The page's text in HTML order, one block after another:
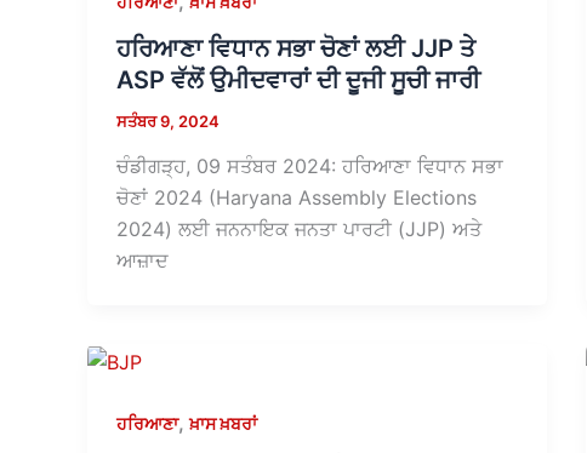
ਹਰਿਆਣਾ ਵਿਧਾਨ ਸਭਾ ਚੋਣਾਂ ਲਈ JJP ਤੇ
ASP ਵੱਲੋਂ ਉਮੀਦਵਾਰਾਂ ਦੀ ਦੂਜੀ ਸੂਚੀ ਜਾਰੀ
ਸਤੰਬਰ 9, 2024
ਚੰਡੀਗੜ੍ਹ, 09 ਸਤੰਬਰ 2024: ਹਰਿਆਣਾ ਵਿਧਾਨ ਸਭਾ
ਚੋਣਾਂ 2024 (Haryana Assembly Elections
2024) ਲਈ ਜਨਨਾਇਕ ਜਨਤਾ ਪਾਰਟੀ (JJP) ਅਤੇ
ਆਜ਼ਾਦ
ਹਰਿਆਣਾ,ਖ਼ਾਸ ਖ਼ਬਰਾਂ